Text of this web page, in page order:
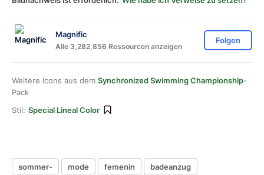
Magnific
Alle 3,282,856 Ressourcen anzeigen
Folgen
Weitere Icons aus dem Synchronized Swimming Championship-
Pack
Stil: Special Lineal Color
sommer- mode femenin
badeanzug